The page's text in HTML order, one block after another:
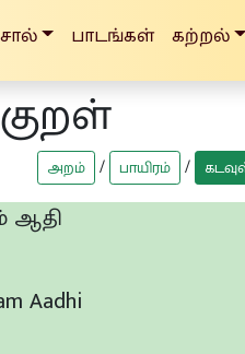
பாடங்கள் கற்றல்
அறம் / பாயிரம் /
ஆதி
Aadhi